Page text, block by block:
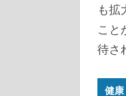
も拡
こと
待さ
健康